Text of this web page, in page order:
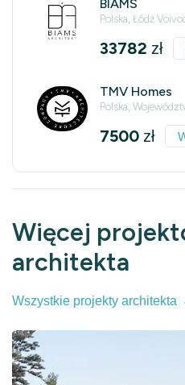
BIAMS
Polska, Łódź
33782 zł
TMV Homes
Polska,
7500 zł
Więcej
architekta
Wszystkie projekty architekta